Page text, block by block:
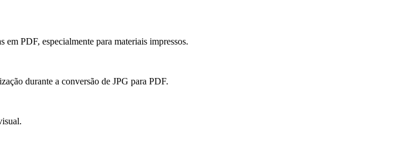
PDF, especialmente para materiais impressos.
durante a conversão de JPG para PDF.